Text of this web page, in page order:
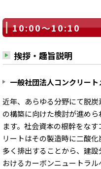
10:00～10:10
挨拶・趣旨説明
一般社団法人コンクリー
近年、あらゆる分野にて脱炭
の構築に向けた検討が進めら
ます。社会資本の根幹をなす
リートはその製造時に二酸化
多く排出することから、建設
おけるカーボンニュートラル